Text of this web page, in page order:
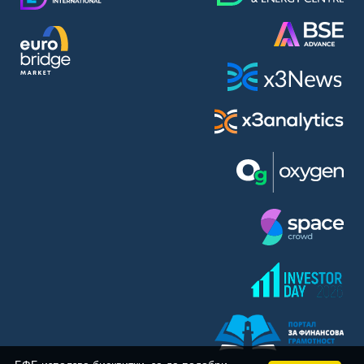
BASF SE (BAS)
Bayer AG (BAYN)
Bayerische Motoren Werke AG (BMW)
BE Semiconductor Industries N.V. (BSI)
Capital One Financial Corp. (CFX)